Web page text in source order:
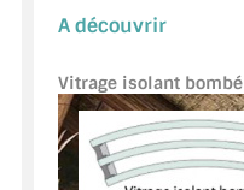
A découvrir
Vitrage isolant bombé